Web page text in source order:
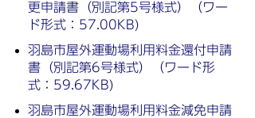
更申請書（別記第5号様式）（ワー
ド形式：57.00KB)
羽島市屋外運動場利用料金還付申請
書（別記第6号様式）（ワード形
式：59.67KB)
羽島市屋外運動場利用料金減免申請